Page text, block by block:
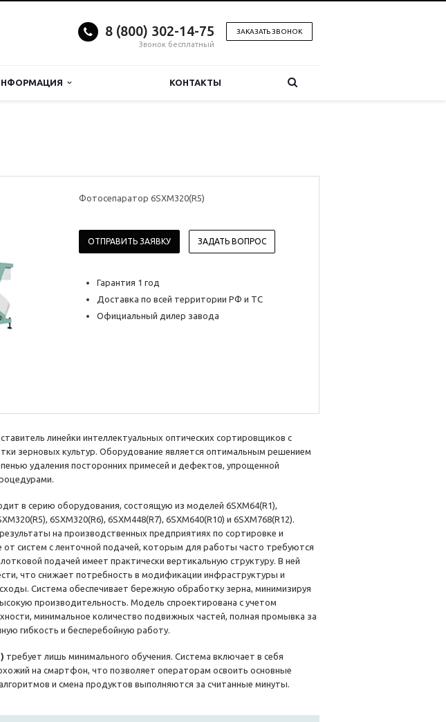
ЗАКАЗАТЬ ЗВОНОК
8 (800) 302-14-75
Звонок бесплатный
КОНТАКТЫ
Фотосепаратор 6SXM320(R5)
ОТПРАВИТЬ ЗАЯВКУ ЗАДАТЬ ВОПРОС
Гарантия 1 год
Доставка по всей территории РФ и ТС
Официальный дилер завода
линейки интеллектуальных оптических сортировщиков с
зерновых культур. Оборудование является оптимальным решением
удаления посторонних примесей и дефектов, упрощенной
в серию оборудования, состоящую из моделей 6SXM64(R1),
6SXM320(R6), 6SXM448(R7), 6SXM640(R10) и 6SXM768(R12).
на производственных предприятиях по сортировке и
систем с ленточной подачей, которым для работы часто требуются
подачей имеет практически вертикальную структуру. В ней
что снижает потребность в модификации инфраструктуры и
Система обеспечивает бережную обработку зерна, минимизируя
производительность. Модель спроектирована с учетом
минимальное количество подвижных частей, полная промывка за
гибкость и бесперебойную работу.
требует лишь минимального обучения. Система включает в себя
на смартфон, что позволяет операторам освоить основные
и смена продуктов выполняются за считанные минуты.